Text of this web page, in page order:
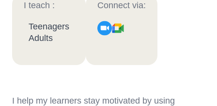
I teach :
Teenagers
Adults
Connect via:
I help my learners stay motivated by using